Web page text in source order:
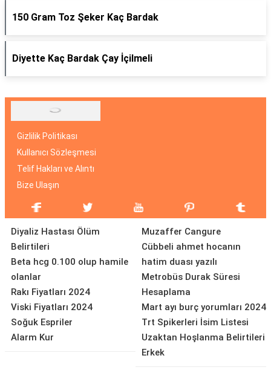
150 Gram Toz Şeker Kaç Bardak
Diyette Kaç Bardak Çay İçilmeli
Gizlilik Politikası
Kullanıcı Sözleşmesi
Telif Hakları ve Alıntı
Bize Ulaşın
Diyaliz Hastası Ölüm
Belirtileri
Beta hcg 0.100 olup hamile
olanlar
Rakı Fiyatları 2024
Viski Fiyatları 2024
Soğuk Espriler
Alarm Kur
Muzaffer Cangure
Cübbeli ahmet hocanın
hatim duası yazılı
Metrobüs Durak Süresi
Hesaplama
Mart ayı burç yorumları 2024
Trt Spikerleri İsim Listesi
Uzaktan Hoşlanma Belirtileri
Erkek